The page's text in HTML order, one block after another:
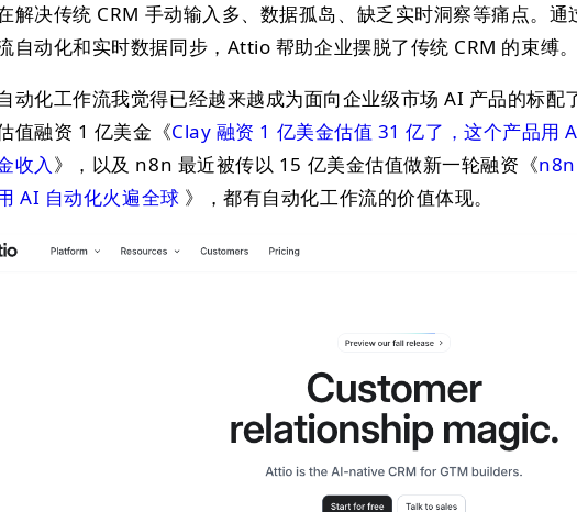
解决传统 CRM 手动输入多、数据孤岛、缺乏实时洞察等痛点。
自动化和实时数据同步，Attio 帮助企业摆脱了传统 CRM 的束缚。
动化工作流我觉得已经越来越成为面向企业级市场 AI 产品的标配
值融资 1 亿美金《Clay 融资 1 亿美金估值 31 亿了，这个产品用
收入 》，以及 n8n 最近被传以 15 亿美金估值做新一轮融资《
AI 自动化火遍全球 》，都有自动化工作流的价值体现。